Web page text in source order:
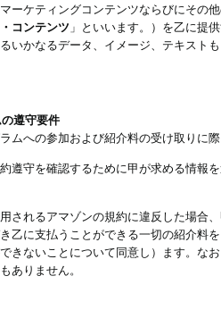
ーケティングコンテンツならびにその
コンテンツ 」といいます。）を乙に提
いかなるデータ、イメージ、テキス
遵守要件
ムへの参加および紹介料の受け取りに
遵守を確認するために甲が求める情報
されるアマゾンの規約に違反した場合
乙に支払うことができる一切の紹介料
きないことについて同意し）ます。な
ありません。